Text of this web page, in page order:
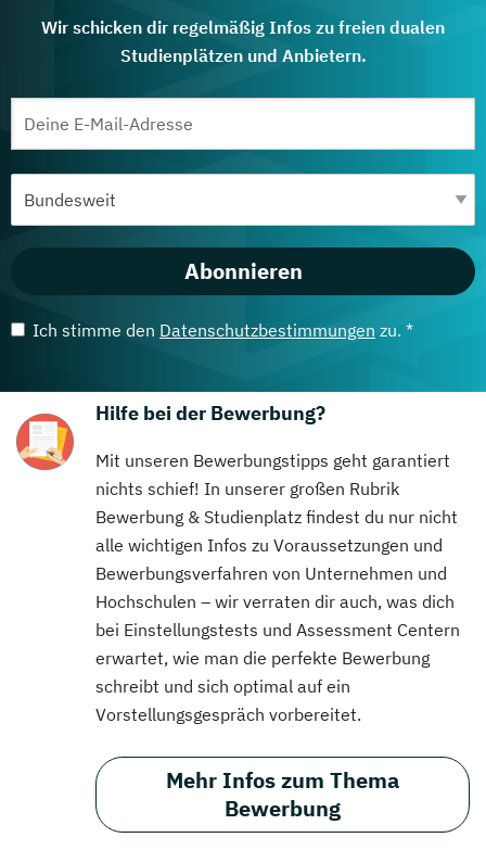
Wir schicken dir regelmäßig Infos zu freien dualen
Studienplätzen und Anbietern.
Abonnieren
Ich stimme den Datenschutzbestimmungen zu. *
Hilfe bei der Bewerbung?
Mit unseren Bewerbungstipps geht garantiert
nichts schief! In unserer großen Rubrik
Bewerbung & Studienplatz findest du nur nicht
alle wichtigen Infos zu Voraussetzungen und
Bewerbungsverfahren von Unternehmen und
Hochschulen – wir verraten dir auch, was dich
bei Einstellungstests und Assessment Centern
erwartet, wie man die perfekte Bewerbung
schreibt und sich optimal auf ein
Vorstellungsgespräch vorbereitet.
Mehr Infos zum Thema
Bewerbung